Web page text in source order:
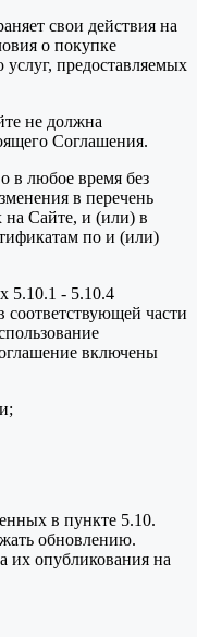
свои действия на
о покупке
предоставляемых
не должна
Соглашения.
в любое время без
в перечень
на Сайте, и (или) в
по и (или)
5.10.1 - 5.10.4
части
включены
в пункте 5.10.
обновлению.
их опубликования на